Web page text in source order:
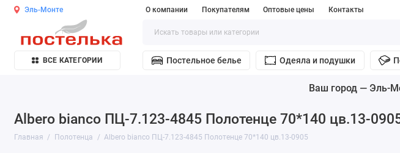
Эль-Монте О компании Покупателям Оптовые цены Контакты
ВСЕ КАТЕГОРИИ Постельное белье Одеяла и подушки
Ваш город — Эль-
Albero bianco ПЦ-7.123-4845 Полотенце 70*140 цв.13-
Главная Полотенца Albero bianco ПЦ-7.123-4845 Полотенце 70*140 цв.13-0905